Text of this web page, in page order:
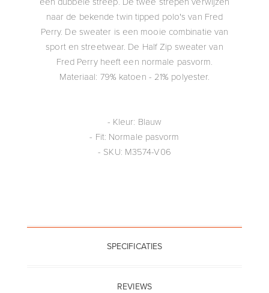
naar de bekende twin tipped polo's van Fred
Perry. De sweater is een mooie combinatie van
sport en streetwear. De Half Zip sweater van
Fred Perry heeft een normale pasvorm.
Materiaal: 79% katoen - 21% polyester.
- Kleur: Blauw
- Fit: Normale pasvorm
- SKU: M3574-V06
SPECIFICATIES
REVIEWS